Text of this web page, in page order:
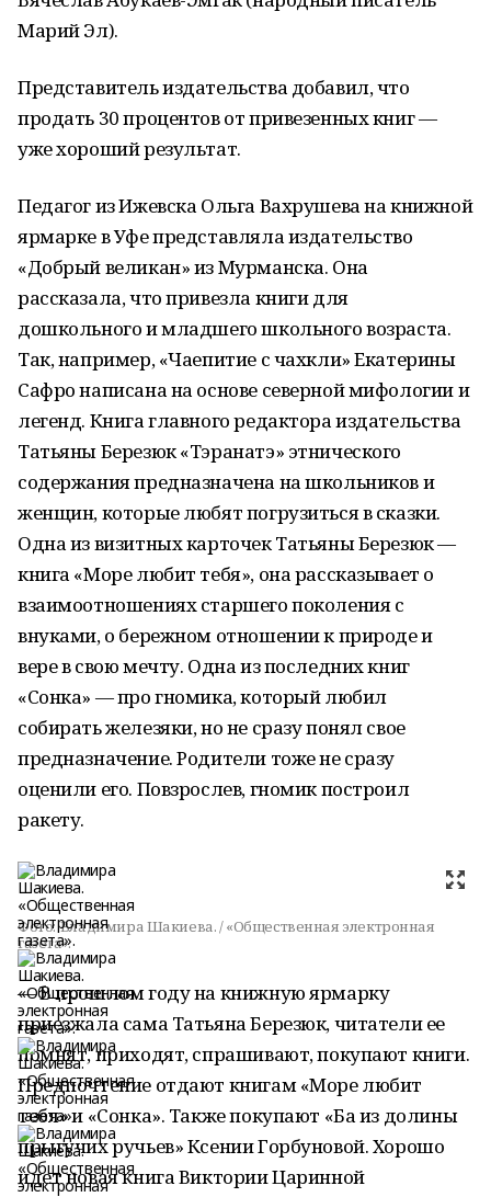
Марий Эл).
Представитель издательства добавил, что
продать 30 процентов от привезенных книг —
уже хороший результат.
Педагог из Ижевска Ольга Вахрушева на книжной
ярмарке в Уфе представляла издательство
«Добрый великан» из Мурманска. Она
рассказала, что привезла книги для
дошкольного и младшего школьного возраста.
Так, например, «Чаепитие с чахкли» Екатерины
Сафро написана на основе северной мифологии и
легенд. Книга главного редактора издательства
Татьяны Березюк «Тэранатэ» этнического
содержания предназначена на школьников и
женщин, которые любят погрузиться в сказки.
Одна из визитных карточек Татьяны Березюк —
книга «Море любит тебя», она рассказывает о
взаимоотношениях старшего поколения с
внуками, о бережном отношении к природе и
вере в свою мечту. Одна из последних книг
«Сонка» — про гномика, который любил
собирать железяки, но не сразу понял свое
предназначение. Родители тоже не сразу
оценили его. Повзрослев, гномик построил
ракету.
Фото: Владимира Шакиева. / «Общественная электронная
газета».
— В прошлом году на книжную ярмарку
приезжала сама Татьяна Березюк, читатели ее
помнят, приходят, спрашивают, покупают книги.
Предпочтение отдают книгам «Море любит
тебя» и «Сонка». Также покупают «Ба из долины
прыгучих ручьев» Ксении Горбуновой. Хорошо
идет новая книга Виктории Царинной